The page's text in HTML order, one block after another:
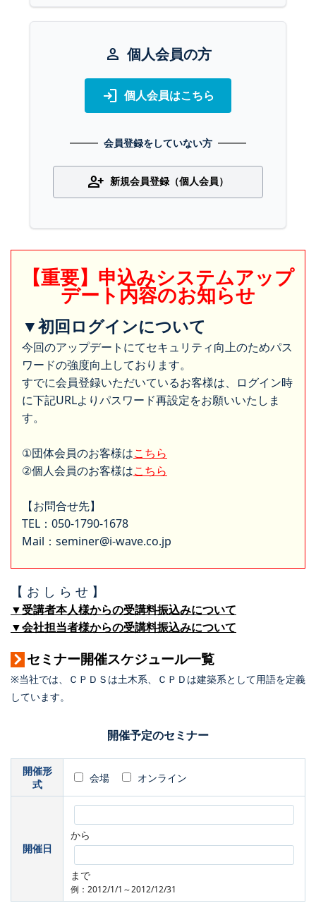
person 個人会員の方
login 個人会員はこちら
会員登録をしていない方
person_add 新規会員登録（個人会員）
【重要】申込みシステムアップ
デート内容のお知らせ
▼初回ログインについて
今回のアップデートにてセキュリティ向上のためパス
ワードの強度向上しております。
すでに会員登録いただいているお客様は、ログイン時
に下記URLよりパスワード再設定をお願いいたしま
す。
①団体会員のお客様はこちら
②個人会員のお客様はこちら
【お問合せ先】
TEL：050-1790-1678
Mail：seminer@i-wave.co.jp
【 お し ら せ 】
▼受講者本人様からの受講料振込みについて
▼会社担当者様からの受講料振込みについて
セミナー開催スケジュール一覧
※当社では、ＣＰＤＳは土木系、ＣＰＤは建築系として用語を定義
しています。
開催予定のセミナー
開催形
式
会場 オンライン
開催日
から
まで
例：2012/1/1～2012/12/31